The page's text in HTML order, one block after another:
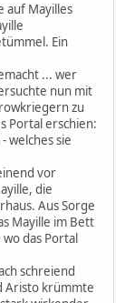
auf Mayilles
Ein
... wer
nun mit
zu
Portal erschien:
welches sie
vor
die
Aus Sorge
Mayille im Bett
das Portal
schreiend
Aristo krümmte